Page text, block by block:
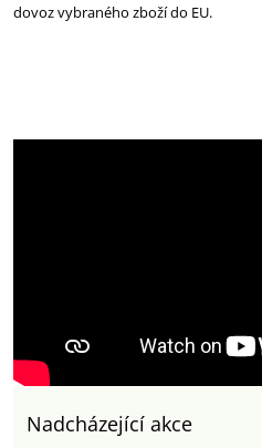
dovoz vybraného zboží do EU.
Nadcházející akce